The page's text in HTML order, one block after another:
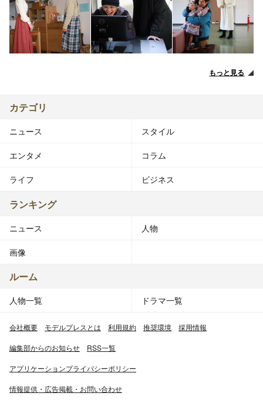
もっと見る
カテゴリ
ニュース スタイル
エンタメ コラム
ライフ ビジネス
ランキング
ニュース 人物
画像
ルーム
人物一覧 ドラマ一覧
会社概要 モデルプレスとは 利用規約 推奨環境 採用情報
編集部からのお知らせ RSS一覧
アプリケーションプライバシーポリシー
情報提供・広告掲載・お問い合わせ